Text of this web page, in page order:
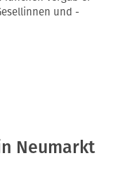
und -
Neumarkt